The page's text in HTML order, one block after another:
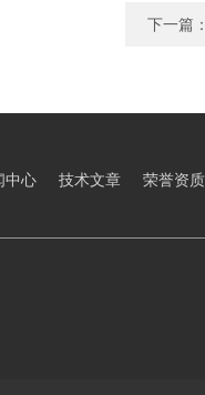
下一篇
中心 技术文章 荣誉资质